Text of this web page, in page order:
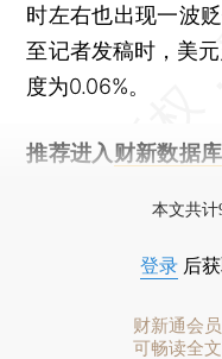
时左右也出现一波
至记者发稿时，美
度为0.06%。
推荐进入 财新数据库
本文共计
登录 后
财新通会员
可畅读全文